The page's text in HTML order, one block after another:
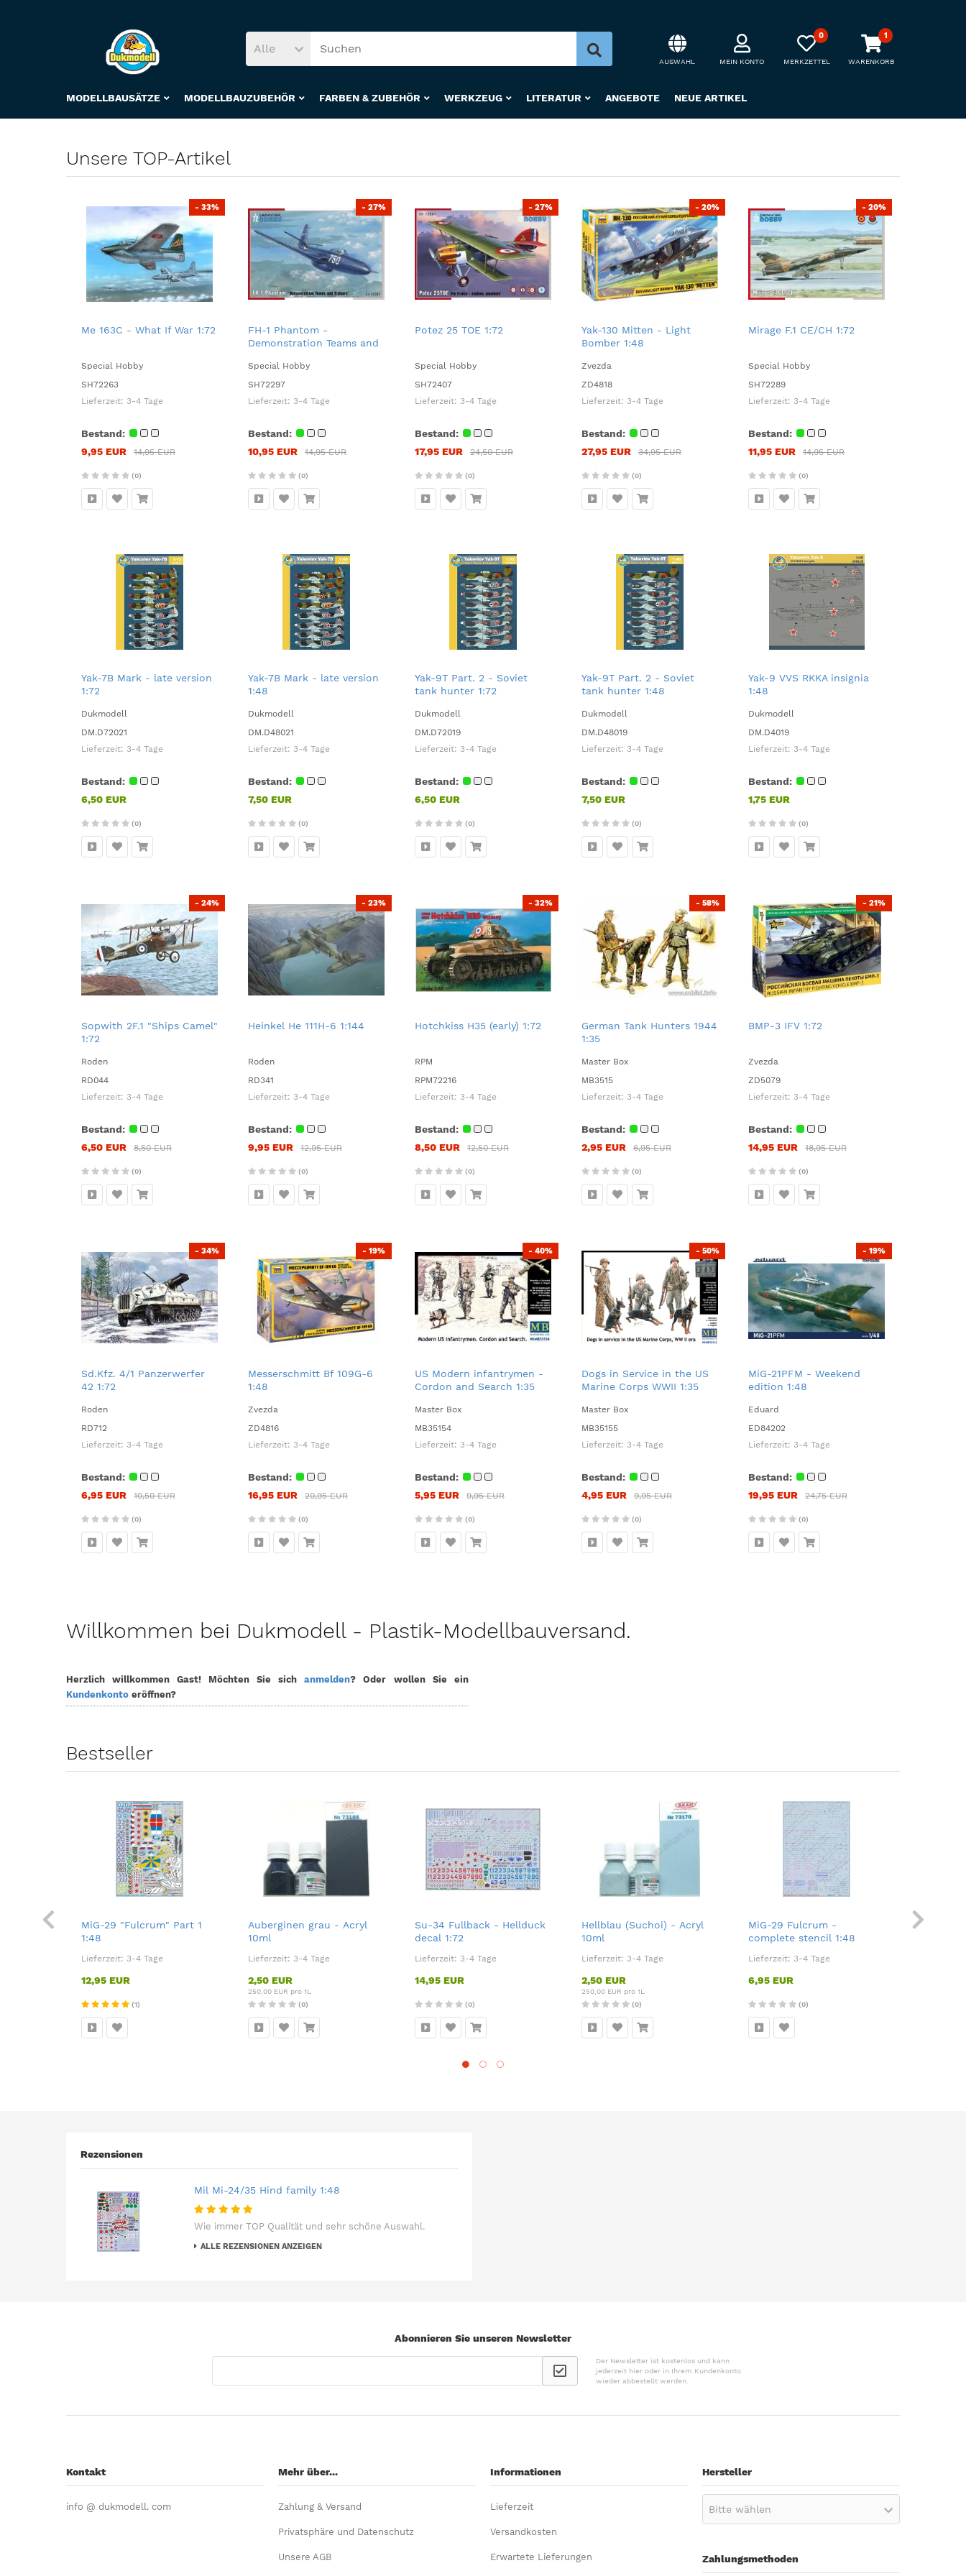
Alle
AUSWAHL MEIN KONTO
0
MERKZETTEL
1
WARENKORB
MODELLBAUSÄTZE MODELLBAUZUBEHÖR FARBEN & ZUBEHÖR WERKZEUG LITERATUR ANGEBOTE NEUE ARTIKEL
Unsere TOP-Artikel
Me 163C - What If War 1:72
Special Hobby
SH72263
Lieferzeit: 3-4 Tage
Bestand:
9,95 EUR
14,95 EUR
- 33%
(0)
FH-1 Phantom -
Demonstration Teams and
Special Hobby
SH72297
Lieferzeit: 3-4 Tage
Bestand:
10,95 EUR
14,95 EUR
- 27%
(0)
Potez 25 TOE 1:72
Special Hobby
SH72407
Lieferzeit: 3-4 Tage
Bestand:
17,95 EUR
24,50 EUR
- 27%
(0)
Yak-130 Mitten - Light
Bomber 1:48
Zvezda
ZD4818
Lieferzeit: 3-4 Tage
Bestand:
27,95 EUR
34,95 EUR
- 20%
(0)
Mirage F.1 CE/CH 1:72
Special Hobby
SH72289
Lieferzeit: 3-4 Tage
Bestand:
11,95 EUR
14,95 EUR
- 20%
(0)
Yak-7B Mark - late version
1:72
Dukmodell
DM.D72021
Lieferzeit: 3-4 Tage
Bestand:
6,50 EUR
(0)
Yak-7B Mark - late version
1:48
Dukmodell
DM.D48021
Lieferzeit: 3-4 Tage
Bestand:
7,50 EUR
(0)
Yak-9T Part. 2 - Soviet
tank hunter 1:72
Dukmodell
DM.D72019
Lieferzeit: 3-4 Tage
Bestand:
6,50 EUR
(0)
Yak-9T Part. 2 - Soviet
tank hunter 1:48
Dukmodell
DM.D48019
Lieferzeit: 3-4 Tage
Bestand:
7,50 EUR
(0)
Yak-9 VVS RKKA insignia
1:48
Dukmodell
DM.D4019
Lieferzeit: 3-4 Tage
Bestand:
1,75 EUR
(0)
Sopwith 2F.1 "Ships Camel"
1:72
Roden
RD044
Lieferzeit: 3-4 Tage
Bestand:
6,50 EUR
8,50 EUR
- 24%
(0)
Heinkel He 111H-6 1:144
Roden
RD341
Lieferzeit: 3-4 Tage
Bestand:
9,95 EUR
12,95 EUR
- 23%
(0)
Hotchkiss H35 (early) 1:72
RPM
RPM72216
Lieferzeit: 3-4 Tage
Bestand:
8,50 EUR
12,50 EUR
- 32%
(0)
German Tank Hunters 1944
1:35
Master Box
MB3515
Lieferzeit: 3-4 Tage
Bestand:
2,95 EUR
6,95 EUR
- 58%
(0)
BMP-3 IFV 1:72
Zvezda
ZD5079
Lieferzeit: 3-4 Tage
Bestand:
14,95 EUR
18,95 EUR
- 21%
(0)
Sd.Kfz. 4/1 Panzerwerfer
42 1:72
Roden
RD712
Lieferzeit: 3-4 Tage
Bestand:
6,95 EUR
10,50 EUR
- 34%
(0)
Messerschmitt Bf 109G-6
1:48
Zvezda
ZD4816
Lieferzeit: 3-4 Tage
Bestand:
16,95 EUR
20,95 EUR
- 19%
(0)
US Modern infantrymen -
Cordon and Search 1:35
Master Box
MB35154
Lieferzeit: 3-4 Tage
Bestand:
5,95 EUR
9,95 EUR
- 40%
(0)
Dogs in Service in the US
Marine Corps WWII 1:35
Master Box
MB35155
Lieferzeit: 3-4 Tage
Bestand:
4,95 EUR
9,95 EUR
- 50%
(0)
MiG-21PFM - Weekend
edition 1:48
Eduard
ED84202
Lieferzeit: 3-4 Tage
Bestand:
19,95 EUR
24,75 EUR
- 19%
(0)
Willkommen bei Dukmodell - Plastik-Modellbauversand.
Herzlich willkommen Gast! Möchten Sie sich anmelden? Oder wollen Sie ein
Kundenkonto eröffnen?
Bestseller
- 10ml
MiG-29 "Fulcrum" Part 1
1:48
Lieferzeit: 3-4 Tage
12,95 EUR
(1)
Auberginen grau - Acryl
10ml
Lieferzeit: 3-4 Tage
2,50 EUR
250,00 EUR pro 1L
(0)
Su-34 Fullback - Hellduck
decal 1:72
Lieferzeit: 3-4 Tage
14,95 EUR
(0)
Hellblau (Suchoi) - Acryl
10ml
Lieferzeit: 3-4 Tage
2,50 EUR
250,00 EUR pro 1L
(0)
MiG-29 Fulcrum -
complete stencil 1:48
Lieferzeit: 3-4 Tage
6,95 EUR
(0)
Yakovlev
Rezensionen
Mil Mi-24/35 Hind family 1:48
Wie immer TOP Qualität und sehr schöne Auswahl.
ALLE REZENSIONEN ANZEIGEN
Abonnieren Sie unseren Newsletter
Der Newsletter ist kostenlos und kann
jederzeit hier oder in Ihrem Kundenkonto
wieder abbestellt werden.
Kontakt
info @ dukmodell. com
Mehr über...
Zahlung & Versand
Privatsphäre und Datenschutz
Unsere AGB
Informationen
Lieferzeit
Versandkosten
Erwartete Lieferungen
Hersteller
Bitte wählen
Zahlungsmethoden